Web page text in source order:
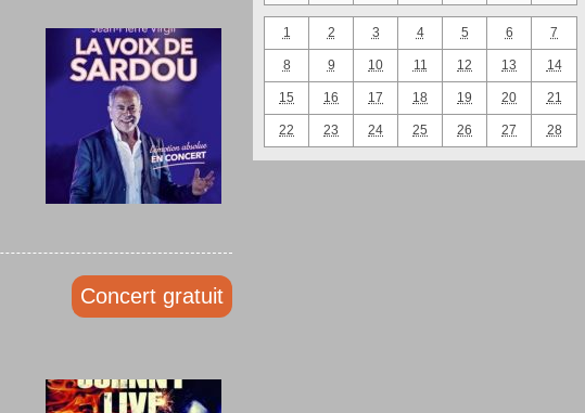
Concert gratuit
1 2 3 4 5 6 7
8 9 10 11 12 13 14
15 16 17 18 19 20 21
22 23 24 25 26 27 28